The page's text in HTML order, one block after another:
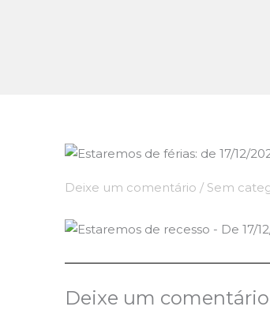
Deixe um comentário / Sem
Deixe um comentário